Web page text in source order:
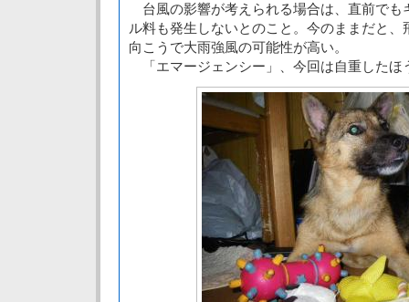
台風の影響が考えられる場合は、直前でも
ル料も発生しないとのこと。今のままだと
向こうで大雨強風の可能性が高い。
「エマージェンシー」、今回は自重したほ